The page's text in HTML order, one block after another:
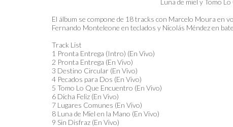
Luna de miel y Tomo
El álbum se compone de 18 tracks con Marcelo Moura en
Fernando Monteleone en teclados y Nicolás Méndez en
Track List
1 Pronta Entrega (Intro) (En Vivo)
2 Pronta Entrega (En Vivo)
3 Destino Circular (En Vivo)
4 Pecados para Dos (En Vivo)
5 Tomo Lo Que Encuentro (En Vivo)
6 Dicha Feliz (En Vivo)
7 Lugares Comunes (En Vivo)
8 Luna de Miel en la Mano (En Vivo)
9 Sin Disfraz (En Vivo)